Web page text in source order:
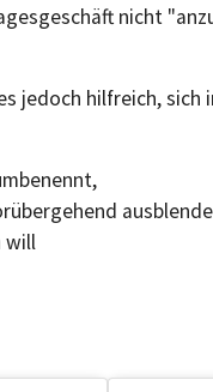
nicht
jedoch hilfreich, sich
will